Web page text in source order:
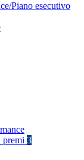
Piano esecutivo
premi 3